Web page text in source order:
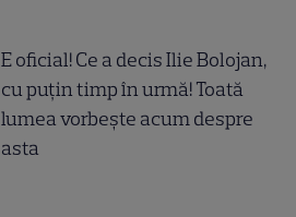
E oficial! Ce a decis Ilie Bolojan,
cu puțin timp în urmă! Toată
lumea vorbește acum despre
asta